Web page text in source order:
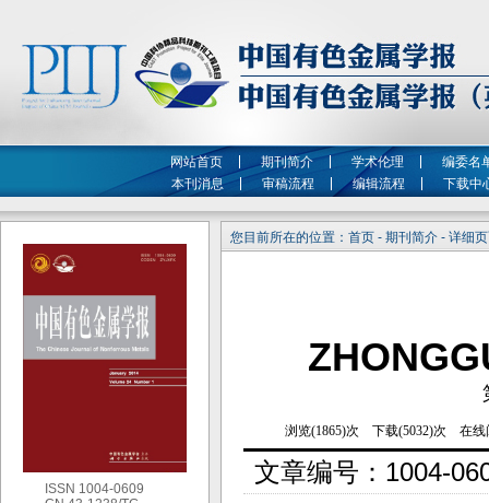
网站首页 期刊简介 学术伦理
编委名
本刊消息
审稿流程 编辑流程 下载中
您目前所在的位置：首页 - 期刊简介 - 详细
文章编号： 1004-
ISSN 1004-0609